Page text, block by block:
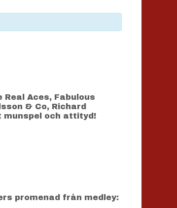
Real Aces, Fabulous
& Co, Richard
munspel och attityd!
promenad från medley: